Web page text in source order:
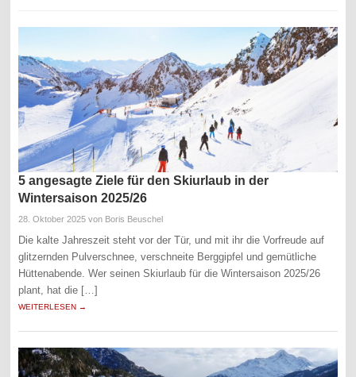
5 angesagte Ziele für den Skiurlaub in der
Wintersaison 2025/26
28. Oktober 2025 von Boris Beuschel
Die kalte Jahreszeit steht vor der Tür, und mit ihr die Vorfreude auf
glitzernden Pulverschnee, verschneite Berggipfel und gemütliche
Hüttenabende. Wer seinen Skiurlaub für die Wintersaison 2025/26
plant, hat die […]
WEITERLESEN →